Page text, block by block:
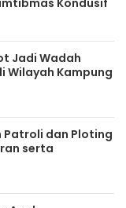
Kondusif
Jadi Wadah
Wilayah Kampung
Patroli dan Ploting
serta